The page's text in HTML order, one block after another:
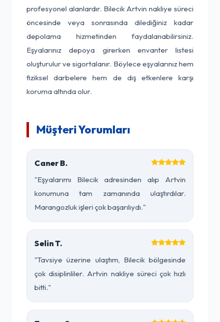
profesyonel alanlardır. Bilecik Artvin nakliye süreci
öncesinde veya sonrasında dilediğiniz kadar
depolama hizmetinden faydalanabilirsiniz.
Eşyalarınız depoya girerken envanter listesi
oluşturulur ve sigortalanır. Böylece eşyalarınız hem
fiziksel darbelere hem de dış etkenlere karşı
koruma altında olur.
Müşteri Yorumları
Caner B.
"Eşyalarımı Bilecik adresinden alıp Artvin
konumuna tam zamanında ulaştırdılar.
Marangozluk işleri çok başarılıydı."
Selin T.
"Tavsiye üzerine ulaştım, Bilecik bölgesinde
çok disiplinliler. Artvin nakliye süreci çok hızlı
bitti."